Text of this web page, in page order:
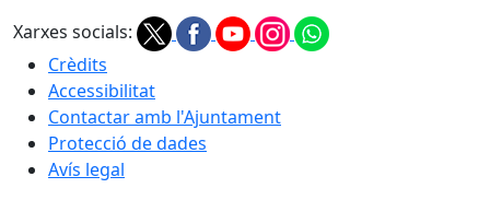
Xarxes socials:
Crèdits
Accessibilitat
Contactar amb l'Ajuntament
Protecció de dades
Avís legal